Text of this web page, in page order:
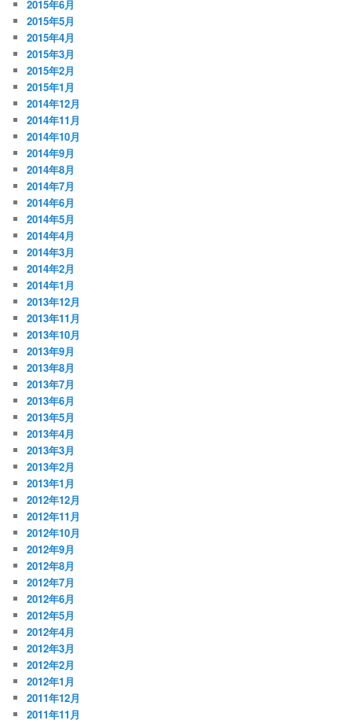
2015年6月
2015年5月
2015年4月
2015年3月
2015年2月
2015年1月
2014年12月
2014年11月
2014年10月
2014年9月
2014年8月
2014年7月
2014年6月
2014年5月
2014年4月
2014年3月
2014年2月
2014年1月
2013年12月
2013年11月
2013年10月
2013年9月
2013年8月
2013年7月
2013年6月
2013年5月
2013年4月
2013年3月
2013年2月
2013年1月
2012年12月
2012年11月
2012年10月
2012年9月
2012年8月
2012年7月
2012年6月
2012年5月
2012年4月
2012年3月
2012年2月
2012年1月
2011年12月
2011年11月